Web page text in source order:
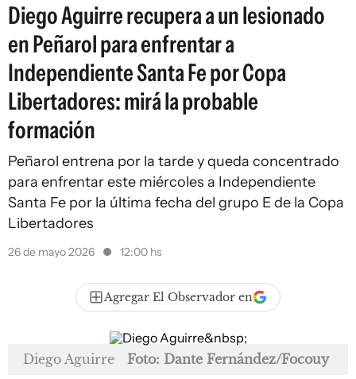
Diego Aguirre recupera a un lesionado
en Peñarol para enfrentar a
Independiente Santa Fe por Copa
Libertadores: mirá la probable
formación
Peñarol entrena por la tarde y queda concentrado
para enfrentar este miércoles a Independiente
Santa Fe por la última fecha del grupo E de la Copa
Libertadores
26 de mayo 2026 12:00 hs
Agregar El Observador en
Diego Aguirre Foto: Dante Fernández/Focouy